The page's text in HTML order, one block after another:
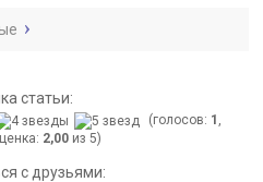
статьи:
(голосов: 1 ,
2,00 из 5)
с друзьями: